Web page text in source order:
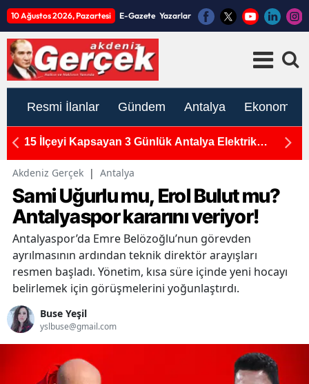
10 Ağustos 2026, Pazartesi E-Gazete Yazarlar
Resmi İlanlar Gündem Antalya Ekonomi
15 İlçeyi Kapsayan 3 Günlük Antalya Elektrik
Akdeniz Gerçek | Antalya
Sami Uğurlu mu, Erol Bulut mu?
Antalyaspor kararını veriyor!
Antalyaspor’da Emre Belözoğlu’nun görevden
ayrılmasının ardından teknik direktör arayışları
resmen başladı. Yönetim, kısa süre içinde yeni hocayı
belirlemek için görüşmelerini yoğunlaştırdı.
Buse Yeşil
yslbuse@gmail.com